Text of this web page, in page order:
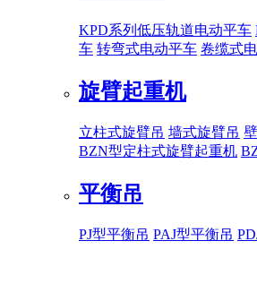
KPD系列低压轨道电动平车
车 转弯式电动平车 卷缆式
旋臂起重机
立柱式旋臂吊 墙式旋臂吊
BZN型定柱式旋臂起重机
平衡吊
PJ型平衡吊 PAJ型平衡吊